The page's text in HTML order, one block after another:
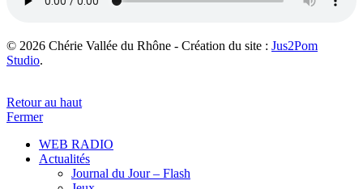
© 2026 Chérie Vallée du Rhône - Création du site : Jus2Pom
Studio.
Retour au haut
Fermer
WEB RADIO
Actualités
Journal du Jour – Flash